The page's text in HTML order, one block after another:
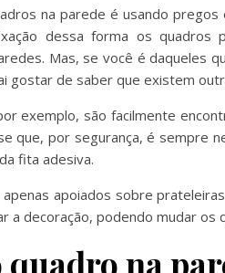
na parede é usando pregos
dessa forma os quadros
Mas, se você é daqueles
gostar de saber que existem
exemplo, são facilmente
que, por segurança, é sempre
fita adesiva.
apoiados sobre
a decoração, podendo mudar os
na